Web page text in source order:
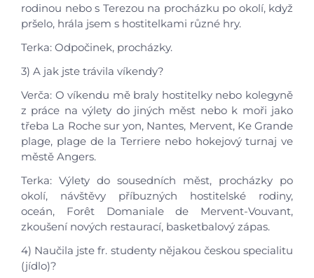
rodinou nebo s Terezou na procházku po okolí, když
pršelo, hrála jsem s hostitelkami různé hry.
Terka: Odpočinek, procházky.
3) A jak jste trávila víkendy?
Verča: O víkendu mě braly hostitelky nebo kolegyně
z práce na výlety do jiných měst nebo k moři jako
třeba La Roche sur yon, Nantes, Mervent, Ke Grande
plage, plage de la Terriere nebo hokejový turnaj ve
městě Angers.
Terka: Výlety do sousedních měst, procházky po
okolí, návštěvy příbuzných hostitelské rodiny,
oceán, Forêt Domaniale de Mervent-Vouvant,
zkoušení nových restaurací, basketbalový zápas.
4) Naučila jste fr. studenty nějakou českou specialitu
(jídlo)?